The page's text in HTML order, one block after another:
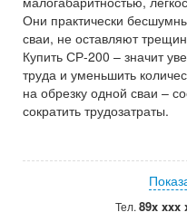
Они практически
сваи, не оставляют
Купить СР-200 – значит
труда и уменьшить
на обрезку одной сваи –
сократить трудозатраты.
Тел. 89x xxx